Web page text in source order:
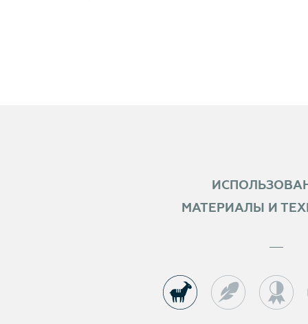
МАТЕРИАЛЫ И